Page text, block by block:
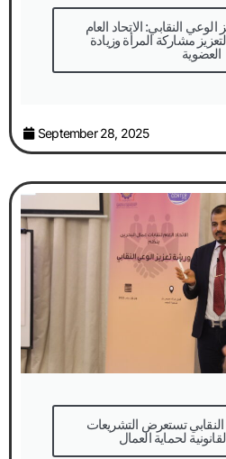
النقابي: الاتحاد العام
مشاركة المرأة وزيادة
العضوية
September 28, 2025
لحماية العمال